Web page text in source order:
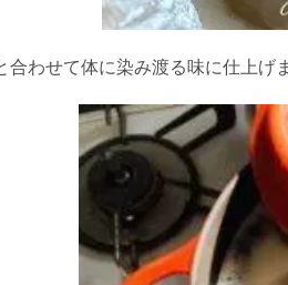
合わせて体に染み渡る味に仕上げ